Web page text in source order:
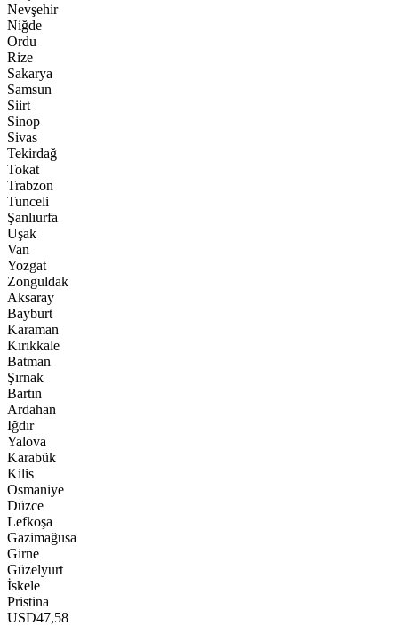
Nevşehir
Niğde
Ordu
Rize
Sakarya
Samsun
Siirt
Sinop
Sivas
Tekirdağ
Tokat
Trabzon
Tunceli
Şanlıurfa
Uşak
Van
Yozgat
Zonguldak
Aksaray
Bayburt
Karaman
Kırıkkale
Batman
Şırnak
Bartın
Ardahan
Iğdır
Yalova
Karabük
Kilis
Osmaniye
Düzce
Lefkoşa
Gazimağusa
Girne
Güzelyurt
İskele
Pristina
USD47,58